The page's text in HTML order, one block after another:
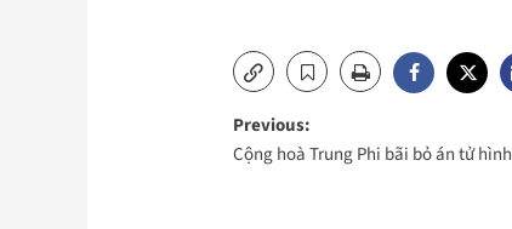
Post
navigation
Previous:
Cộng hoà Trung Phi bãi bỏ án tử hình